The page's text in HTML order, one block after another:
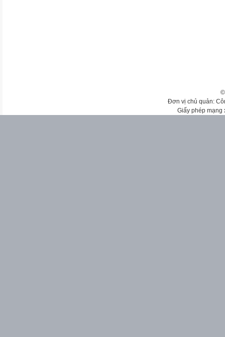
Đơn vị chủ quản:
Giấy phép mạng